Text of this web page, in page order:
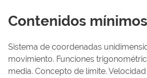
Contenidos mínimos
Sistema de coordenadas
movimiento. Funciones
media. Concepto de límite.